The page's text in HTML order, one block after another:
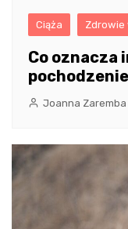
Ciąża Zdrowie
Co oznacza
pochodzenie
Joanna Zaremba